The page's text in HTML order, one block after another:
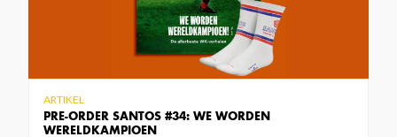
PRE-ORDER SANTOS #34: WE WORDEN
WERELDKAMPIOEN
ARTIKEL